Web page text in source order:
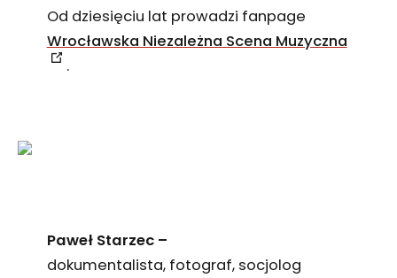
Od dziesięciu lat prowadzi fanpage
Wrocławska Niezależna Scena Muzyczna
.
Paweł Starzec –
dokumentalista, fotograf, socjolog